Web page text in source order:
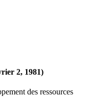
2, 1981)
des ressources